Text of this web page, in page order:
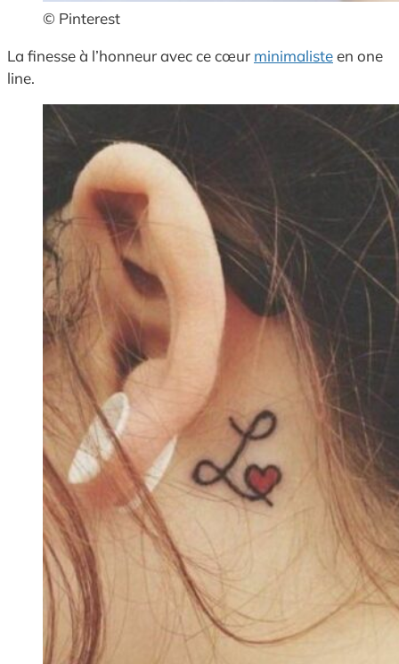
© Pinterest
La finesse à l’honneur avec ce cœur minimalisteen one
line.